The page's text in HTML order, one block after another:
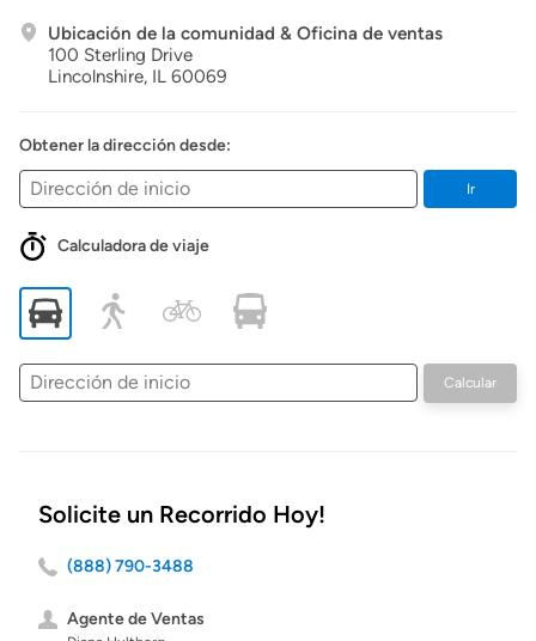
Ubicación de la comunidad & Oficina de ventas
100 Sterling Drive
Lincolnshire, IL 60069
Obtener la dirección desde:
Ir
Calculadora de viaje
Dirección
de
Calcular
Solicite un Recorrido Hoy!
(888) 790-3488
Agente de Ventas